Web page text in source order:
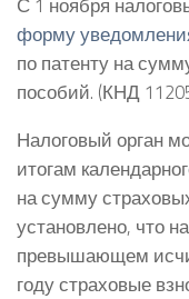
форму
по патенту на
пособий. (КНД
Налоговый орган
итогам
на сумму
установлено, что
превышающем
году страховые